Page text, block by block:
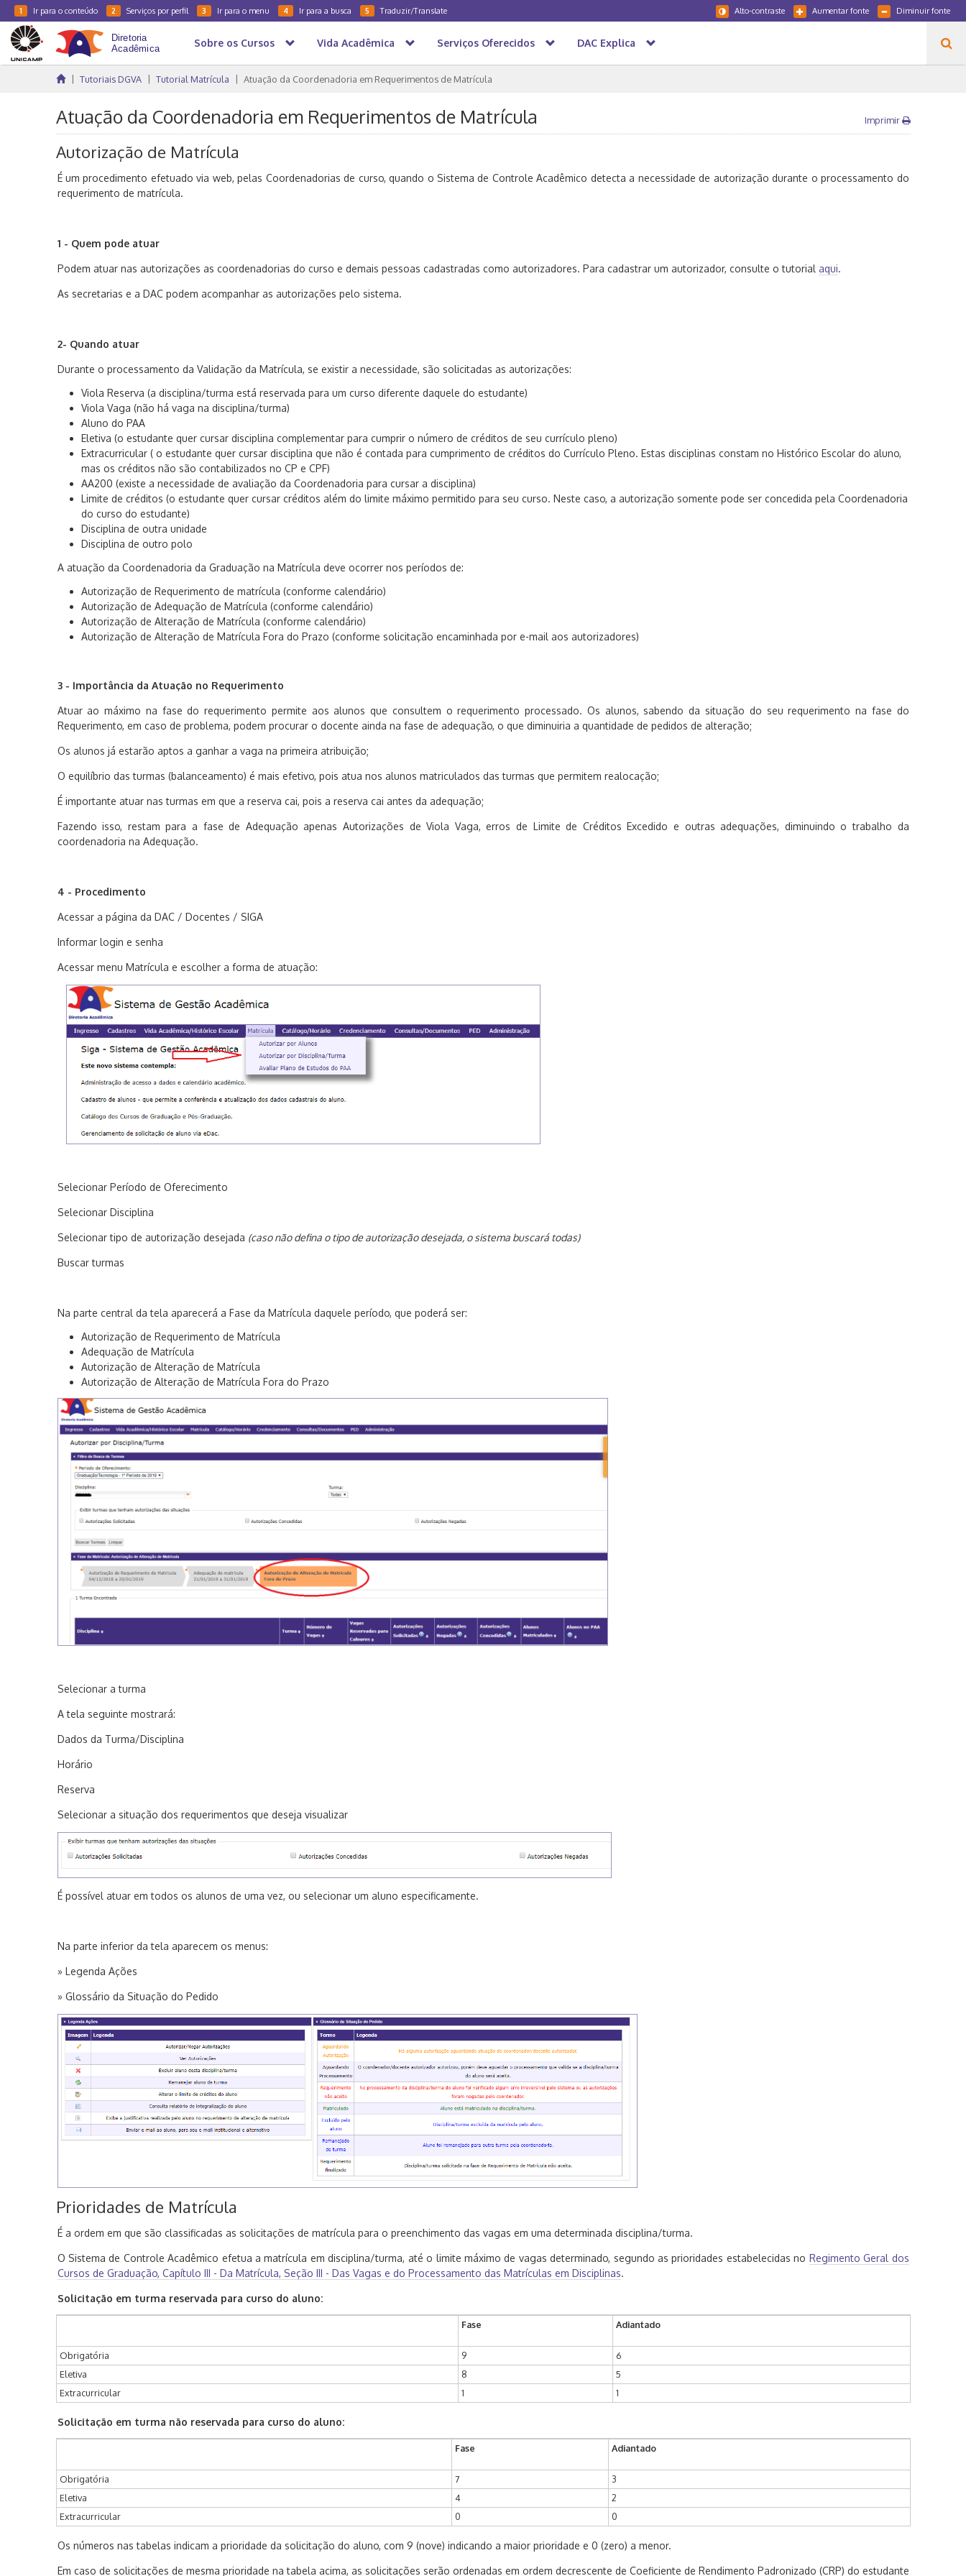
1 Ir para o conteúdo 2 Serviços por perfil 3 Ir para o menu 4 Ir para a busca 5 Traduzir/Translate Diminuir fonte
Aumentar fonte
Alto-contraste
Sobre os Cursos Vida Acadêmica Serviços Oferecidos DAC Explica
Tutoriais DGVA Tutorial Matrícula Atuação da Coordenadoria em Requerimentos de Matrícula
Atuação da Coordenadoria em Requerimentos de Matrícula Imprimir
Autorização de Matrícula
É um procedimento efetuado via web, pelas Coordenadorias de curso, quando o Sistema de Controle Acadêmico detecta a necessidade de autorização durante o processamento do
requerimento de matrícula.
1 - Quem pode atuar
Podem atuar nas autorizações as coordenadorias do curso e demais pessoas cadastradas como autorizadores. Para cadastrar um autorizador, consulte o tutorial aqui.
As secretarias e a DAC podem acompanhar as autorizações pelo sistema.
2- Quando atuar
Durante o processamento da Validação da Matrícula, se existir a necessidade, são solicitadas as autorizações:
Viola Reserva (a disciplina/turma está reservada para um curso diferente daquele do estudante)
Viola Vaga (não há vaga na disciplina/turma)
Aluno do PAA
Eletiva (o estudante quer cursar disciplina complementar para cumprir o número de créditos de seu currículo pleno)
Extracurricular ( o estudante quer cursar disciplina que não é contada para cumprimento de créditos do Currículo Pleno. Estas disciplinas constam no Histórico Escolar do aluno,
mas os créditos não são contabilizados no CP e CPF)
AA200 (existe a necessidade de avaliação da Coordenadoria para cursar a disciplina)
Limite de créditos (o estudante quer cursar créditos além do limite máximo permitido para seu curso. Neste caso, a autorização somente pode ser concedida pela Coordenadoria
do curso do estudante)
Disciplina de outra unidade
Disciplina de outro polo
A atuação da Coordenadoria da Graduação na Matrícula deve ocorrer nos períodos de:
Autorização de Requerimento de matrícula (conforme calendário)
Autorização de Adequação de Matrícula (conforme calendário)
Autorização de Alteração de Matrícula (conforme calendário)
Autorização de Alteração de Matrícula Fora do Prazo (conforme solicitação encaminhada por e-mail aos autorizadores)
3 - Importância da Atuação no Requerimento
Atuar ao máximo na fase dorequerimento permite aos alunosque consultem o requerimento processado. Os alunos, sabendo da situação do seu requerimento na fase do
Requerimento, em caso de problema, podem procurar o docente ainda na fase de adequação, o que diminuiria a quantidade de pedidos de alteração;
Os alunos já estarão aptos a ganhar a vaga na primeira atribuição;
O equilíbrio das turmas (balanceamento) é mais efetivo, pois atua nos alunos matriculados das turmas que permitem realocação;
É importante atuar nas turmas em que a reserva cai, pois a reserva cai antes da adequação;
Fazendo isso, restam para a fase de Adequação apenas Autorizações de Viola Vaga, erros de Limite de Créditos Excedido e outras adequações, diminuindo o trabalho da
coordenadoria na Adequação.
4 - Procedimento
Acessar a página da DAC / Docentes / SIGA
Informar login e senha
Acessar menu Matrícula e escolher a forma de atuação:
Selecionar Período de Oferecimento
Selecionar Disciplina
Selecionar tipo de autorização desejada (caso não defina o tipo de autorização desejada, o sistema buscará todas)
Buscar turmas
Na parte central da tela aparecerá a Fase da Matrícula daquele período, que poderá ser:
Autorização de Requerimento de Matrícula
Adequação de Matrícula
Autorização de Alteração de Matrícula
Autorização de Alteração de Matrícula Fora do Prazo
Selecionar a turma
Atela seguinte mostrará:
Dados da Turma/Disciplina
Horário
Reserva
Selecionar a situação dos requerimentos que deseja visualizar
É possível atuar em todos os alunos de uma vez, ou selecionar um aluno especificamente.
Na parte inferior da tela aparecem os menus:
» Legenda Ações
» Glossário da Situação do Pedido
Prioridades de Matrícula
É a ordem em que são classificadas as solicitações de matrícula para o preenchimento das vagas em uma determinada disciplina/turma.
O Sistema de Controle Acadêmico efetua a matrícula em disciplina/turma, até o limite máximo de vagas determinado, segundo as prioridades estabelecidas no Regimento Geral dos
Cursos de Graduação, Capítulo III - Da Matrícula, Seção III - Das Vagas e do Processamento das Matrículas em Disciplinas.
Solicitação em turma reservada para curso do aluno:
Fase Adiantado
Obrigatória 9
6
Eletiva
8
5
Extracurricular
1 1
Solicitação em turma não reservada para curso do aluno:
Fase Adiantado
Obrigatória 7
3
Eletiva
4
2
Extracurricular
0 0
Os números nas tabelas indicam a prioridade da solicitação do aluno, com 9 (nove) indicando a maior prioridade e 0 (zero) a menor.
Em caso de solicitações de mesma prioridade na tabela acima, as solicitações serão ordenadas em ordem decrescente de Coeficiente de Rendimento Padronizado (CRP) do estudante